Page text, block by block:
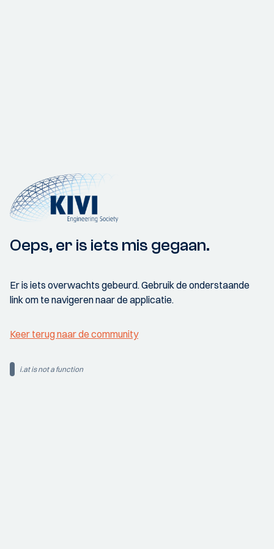
Oeps, er is iets mis gegaan.
Er is iets overwachts gebeurd. Gebruik de onderstaande
link om te navigeren naar de applicatie.
Keer terug naar de community
i.at is not a function